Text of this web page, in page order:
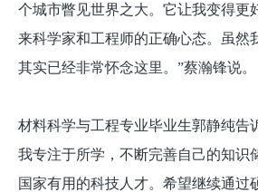
个城市瞥见世界之大。它让我变得更
来科学家和工程师的正确心态。虽然
其实已经非常怀念这里。”蔡瀚锋说。
材料科学与工程专业毕业生郭静纯告
我专注于所学，不断完善自己的知识
国家有用的科技人才。希望继续通过